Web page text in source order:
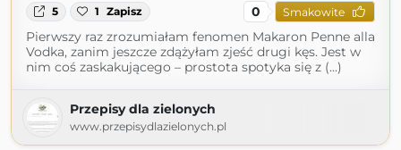
5 1 Zapisz 0 Smakowite
Pierwszy raz zrozumiałam fenomen Makaron Penne alla
Vodka, zanim jeszcze zdążyłam zjeść drugi kęs. Jest w
nim coś zaskakującego – prostota spotyka się z (...)
Przepisy dla zielonych
www.przepisydlazielonych.pl